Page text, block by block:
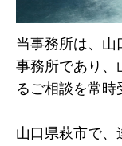
当事務所は、山
事務所であり、
るご相談を常時
山口県萩市で、